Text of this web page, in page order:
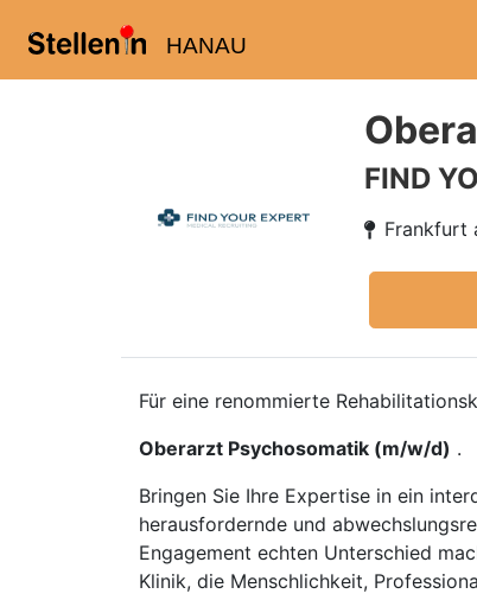
HANAU
FIND
Frankfurt
Für eine renommierte
Oberarzt Psychosomatik (m/w/d) .
Bringen Sie Ihre Expertise in ein
herausfordernde und
Engagement echten Unterschied
Klinik, die Menschlichkeit,